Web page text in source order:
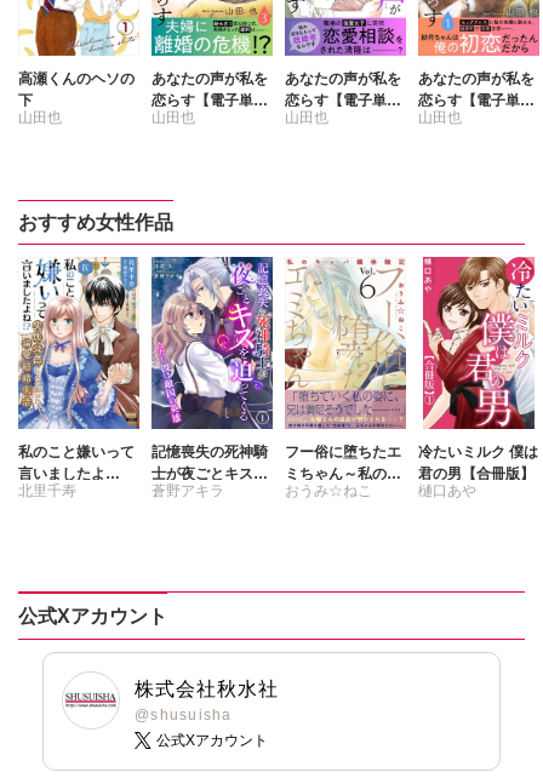
高瀬くんのヘソの
下
山田也
あなたの声が私を
恋らす【電子単行
本版】3
山田也
あなたの声が私を
恋らす【電子単行
本版】2
山田也
あなたの声が私を
恋らす【電子単行
本版】1
山田也
おすすめ女性作品
私のこと嫌いって
言いましたよ
ね！？変態公爵に
北里千寿
記憶喪失の死神騎
士が夜ごとキスを
迫ってくる～ただ
蒼野アキラ
フー俗に堕ちたエ
ミちゃん～私のキ
ャバ嬢体験記～
おうみ☆ねこ
冷たいミルク 僕は
君の男【合冊版】
樋口あや
公式Xアカウント
株式会社秋水社
@shusuisha
公式Xアカウント